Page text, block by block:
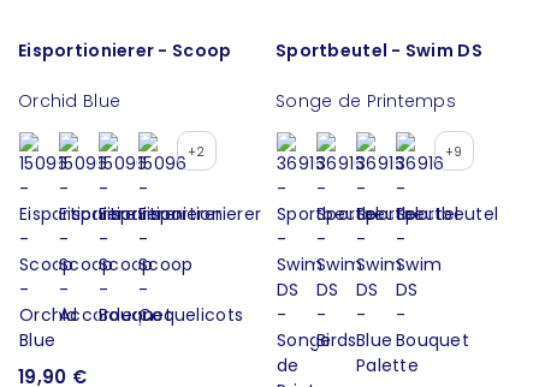
Eisportionierer - Scoop
Orchid Blue
+2
19,90 €
Sportbeutel - Swim DS
Songe de Printemps
+9